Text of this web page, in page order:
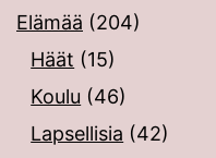
Elämää (204)
Häät (15)
Koulu (46)
Lapsellisia (42)